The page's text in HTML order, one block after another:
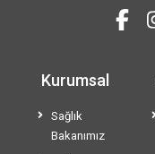
Kurumsal
Sağlık
Bakanımız